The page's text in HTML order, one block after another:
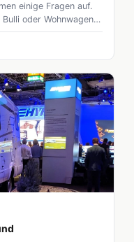
einige Fragen auf.
oder Wohnwagen?
das Wichtigste
der erste
haben wir euch das